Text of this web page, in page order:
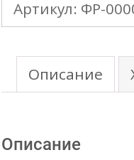
AQ
(188)
(70м2/
Артикул: ФР-
Описание
Описание